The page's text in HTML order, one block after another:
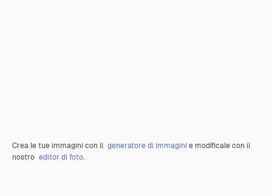
Crea le tue immagini con il generatore di immagini e modificale con il
nostro editor di foto.